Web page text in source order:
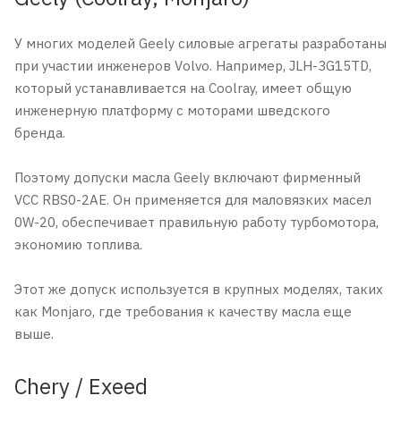
У многих моделей Geely силовые агрегаты разработаны
при участии инженеров Volvo. Например, JLH-3G15TD,
который устанавливается на Coolray, имеет общую
инженерную платформу с моторами шведского
бренда.
Поэтому допуски масла Geely включают фирменный
VCC RBS0-2AE. Он применяется для маловязких масел
0W-20, обеспечивает правильную работу турбомотора,
экономию топлива.
Этот же допуск используется в крупных моделях, таких
как Monjaro, где требования к качеству масла еще
выше.
Chery / Exeed